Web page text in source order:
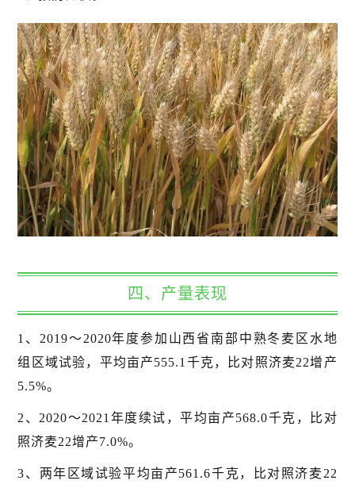
四、产量表现
1、2019～2020年度参加山西省南部中熟冬麦区水地
组区域试验，平均亩产555.1千克，比对照济麦22增产
5.5%。
2、2020～2021年度续试，平均亩产568.0千克，比对
照济麦22增产7.0%。
3、两年区域试验平均亩产561.6千克，比对照济麦22